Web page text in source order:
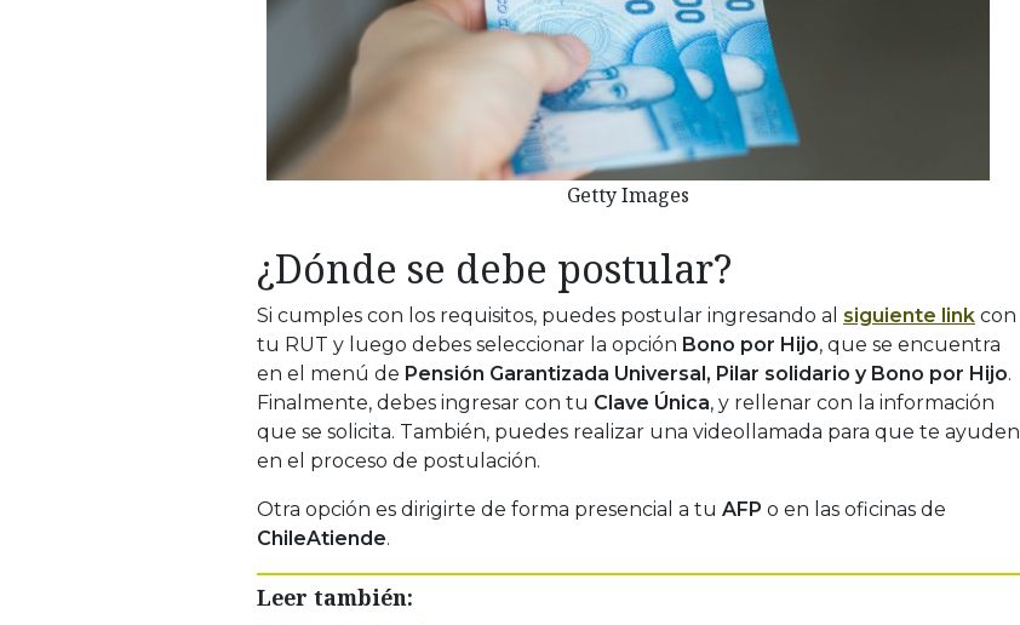
Getty Images
¿Dónde se debe postular?
Si cumples con los requisitos, puedes postular ingresando al siguiente link con
tu RUT y luego debes seleccionar la opción Bono por Hijo, que se encuentra
en el menú de Pensión Garantizada Universal, Pilar solidario y Bono por Hijo.
Finalmente, debes ingresar con tu Clave Única, y rellenar con la información
que se solicita. También, puedes realizar una videollamada para que te ayuden
en el proceso de postulación.
Otra opción es dirigirte de forma presencial a tu AFP o en las oficinas de
ChileAtiende.
Leer también: